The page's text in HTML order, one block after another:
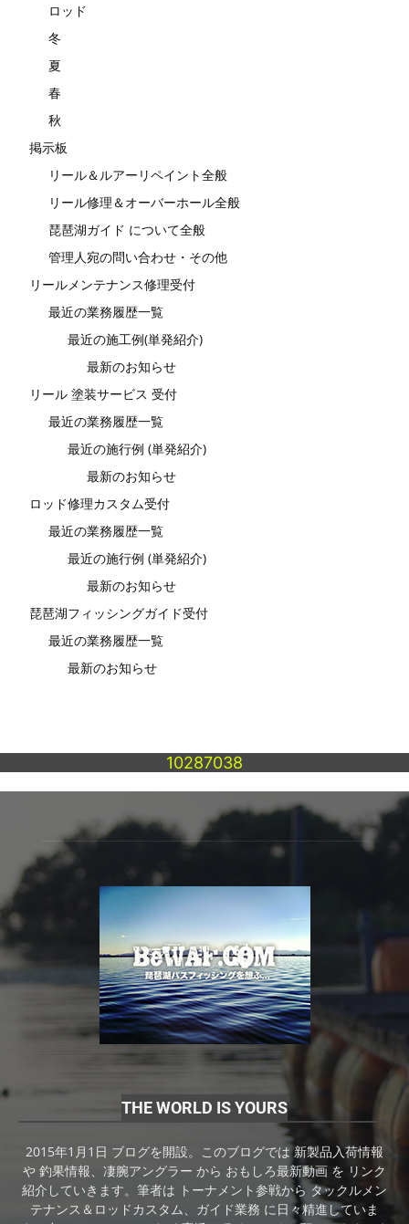
ロッド
冬
夏
春
秋
掲示板
リール＆ルアーリペイント全般
リール修理＆オーバーホール全般
琵琶湖ガイド について全般
管理人宛の問い合わせ・その他
リールメンテナンス修理受付
最近の業務履歴一覧
最近の施工例(単発紹介)
最新のお知らせ
リール 塗装サービス 受付
最近の業務履歴一覧
最近の施行例 (単発紹介)
最新のお知らせ
ロッド修理カスタム受付
最近の業務履歴一覧
最近の施行例 (単発紹介)
最新のお知らせ
琵琶湖フィッシングガイド受付
最近の業務履歴一覧
最新のお知らせ
10287038
THE WORLD IS YOURS
2015年1月1日 ブログを開設。このブログでは 新製品入荷情報
や 釣果情報、凄腕アングラー から おもしろ最新動画 を リンク
紹介していきます。筆者は トーナメント参戦から タックルメン
テナンス＆ロッドカスタム、ガイド業務 に日々精進していま